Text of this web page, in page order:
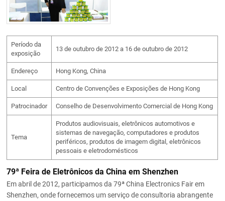
Período da
exposição
13 de outubro de 2012 a 16 de outubro de 2012
Endereço Hong Kong, China
Local Centro de Convenções e Exposições de Hong Kong
Patrocinador Conselho de Desenvolvimento Comercial de Hong Kong
Tema
Produtos audiovisuais, eletrônicos automotivos e
sistemas de navegação, computadores e produtos
periféricos, produtos de imagem digital, eletrônicos
pessoais e eletrodomésticos
79ª Feira de Eletrônicos da China em Shenzhen
Em abril de 2012, participamos da 79ª China Electronics Fair em
Shenzhen, onde fornecemos um serviço de consultoria abrangente